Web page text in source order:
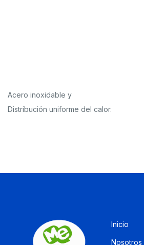
Acero inoxidable y
Distribución uniforme del calor.
Inicio
Nosotros